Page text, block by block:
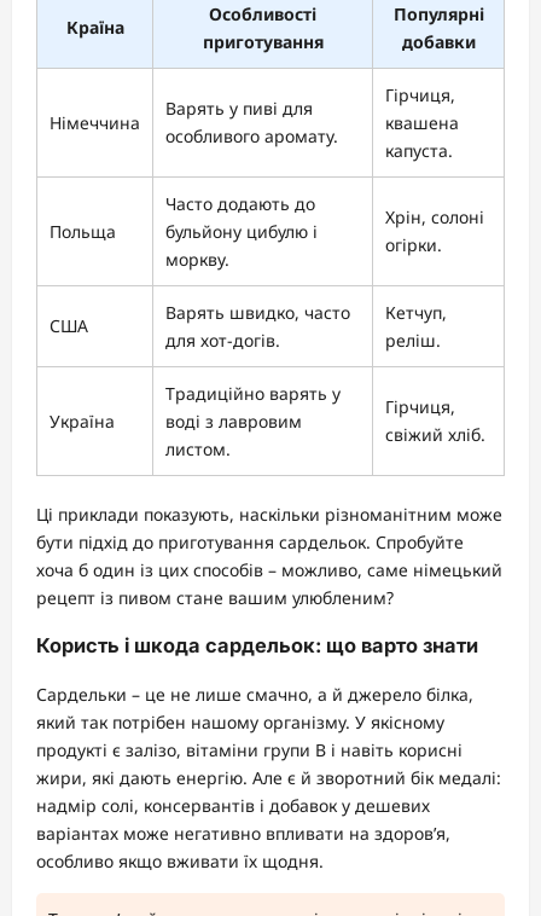
Країна
Особливості
приготування
Популярні
добавки
Німеччина
Варять у пиві для
особливого аромату.
Гірчиця,
квашена
капуста.
Польща
Часто додають до
бульйону цибулю і
моркву.
Хрін, солоні
огірки.
США
Варять швидко, часто
для хот-догів.
Кетчуп,
реліш.
Україна
Традиційно варять у
воді з лавровим
листом.
Гірчиця,
свіжий хліб.
Ці приклади показують, наскільки різноманітним може
бути підхід до приготування сардельок. Спробуйте
хоча б один із цих способів – можливо, саме німецький
рецепт із пивом стане вашим улюбленим?
Користь і шкода сардельок: що варто знати
Сардельки – це не лише смачно, а й джерело білка,
який так потрібен нашому організму. У якісному
продукті є залізо, вітаміни групи B і навіть корисні
жири, які дають енергію. Але є й зворотний бік медалі:
надмір солі, консервантів і добавок у дешевих
варіантах може негативно впливати на здоров’я,
особливо якщо вживати їх щодня.